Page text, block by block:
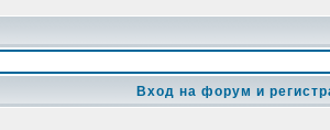
Вход на форум и